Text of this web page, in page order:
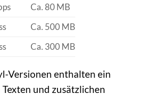
Ca. 80 MB
Ca. 500 MB
Ca. 300 MB
Versionen enthalten ein
und zusätzlichen